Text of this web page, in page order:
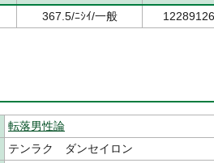
367.5/ﾆｼｲ/一般
転落男性論
テンラク ダンセイロン